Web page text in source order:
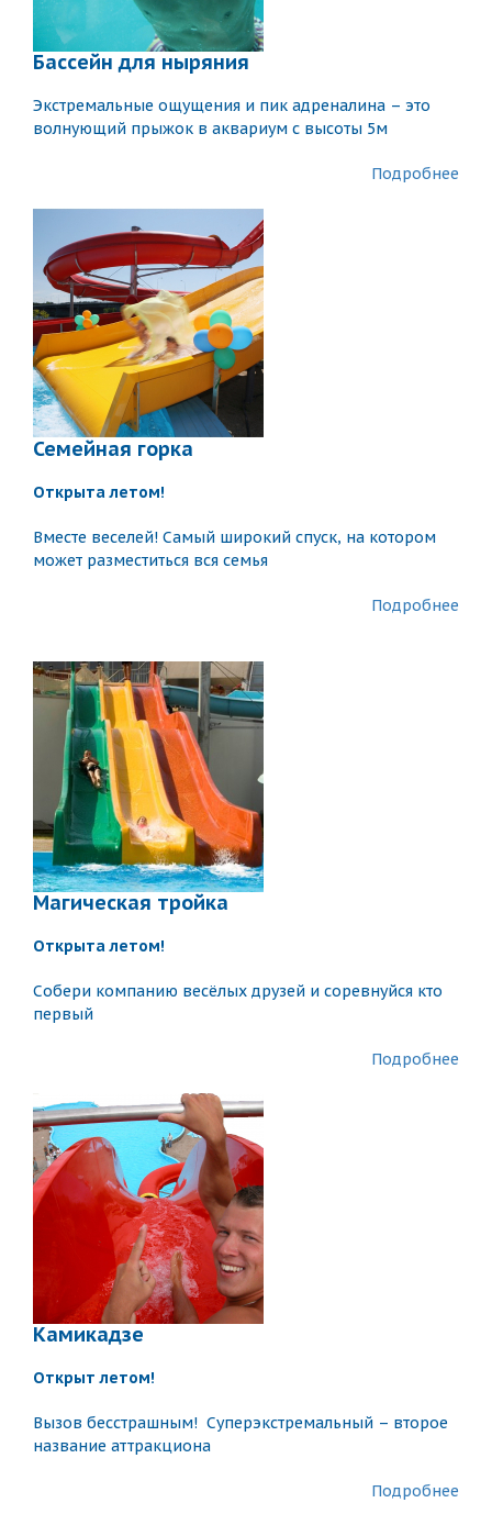
Бассейн для ныряния
Экстремальные ощущения и пик адреналина – это
волнующий прыжок в аквариум с высоты 5м
Подробнее
Семейная горка
Открыта летом!
Вместе веселей! Самый широкий спуск, на котором
может разместиться вся семья
Подробнее
Магическая тройка
Открытa летом!
Собери компанию весёлых друзей и соревнуйся кто
первый
Подробнее
Камикадзе
Открыт летом!
Вызов бесстрашным! Суперэкстремальный – второе
название аттракциона
Подробнее